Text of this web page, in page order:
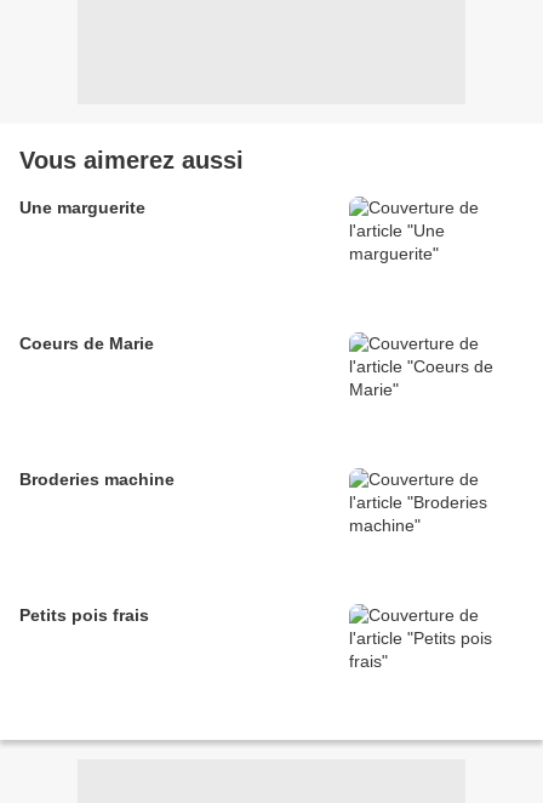
Vous aimerez aussi
Une marguerite
Coeurs de Marie
Broderies machine
Petits pois frais